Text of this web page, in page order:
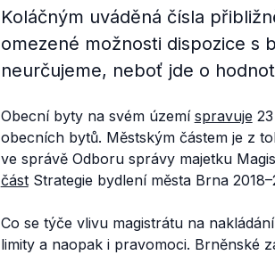
Koláčným uváděná čísla
omezené možnosti dispozice s
neurčujeme, neboť jde o
Obecní byty na svém území spravuje
obecních bytů. Městským částem je z
ve správě Odboru správy majetku
částStrategie bydlení města Brna
Co se týče vlivu magistrátu na
limity a naopak i pravomoci. Brněnské